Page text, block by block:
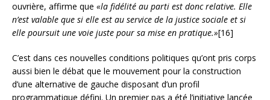
ouvrière, affirme que «la fidélité au parti est donc relative. Elle
n’est valable que si elle est au service de la justice sociale et si
elle poursuit une voie juste pour sa mise en pratique.»[16]
C’est dans ces nouvelles conditions politiques qu’ont pris corps
aussi bien le débat que le mouvement pour la construction
d’une alternative de gauche disposant d’un profil
programmatique défini. Un premier pas a été l’initiative lancée